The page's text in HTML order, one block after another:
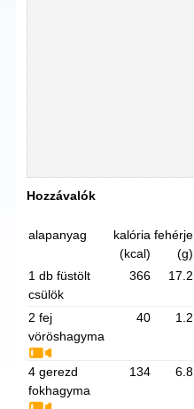
Hozzávalók
alapanyag
kalória
(kcal)
fehérje
(g)
1 db füstölt
csülök
366 17.2
2 fej
vöröshagyma
40 1.2
4 gerezd
fokhagyma
134 6.8